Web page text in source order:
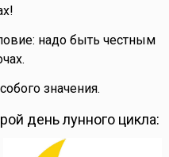
надо быть честным
значения.
день лунного цикла: